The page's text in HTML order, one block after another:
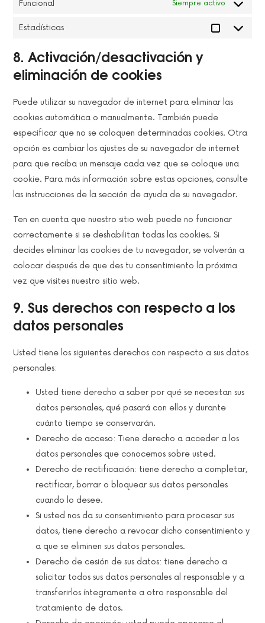
Funcional Siempre activo
Estadísticas
8. Activación/desactivación y
eliminación de cookies
Puede utilizar su navegador de internet para eliminar las
cookies automática o manualmente. También puede
especificar que no se coloquen determinadas cookies. Otra
opción es cambiar los ajustes de su navegador de internet
para que reciba un mensaje cada vez que se coloque una
cookie. Para más información sobre estas opciones, consulte
las instrucciones de la sección de ayuda de su navegador.
Ten en cuenta que nuestro sitio web puede no funcionar
correctamente si se deshabilitan todas las cookies. Si
decides eliminar las cookies de tu navegador, se volverán a
colocar después de que des tu consentimiento la próxima
vez que visites nuestro sitio web.
9. Sus derechos con respecto a los
datos personales
Usted tiene los siguientes derechos con respecto a sus datos
personales:
Usted tiene derecho a saber por qué se necesitan sus
datos personales, qué pasará con ellos y durante
cuánto tiempo se conservarán.
Derecho de acceso: Tiene derecho a acceder a los
datos personales que conocemos sobre usted.
Derecho de rectificación: tiene derecho a completar,
rectificar, borrar o bloquear sus datos personales
cuando lo desee.
Si usted nos da su consentimiento para procesar sus
datos, tiene derecho a revocar dicho consentimiento y
a que se eliminen sus datos personales.
Derecho de cesión de sus datos: tiene derecho a
solicitar todos sus datos personales al responsable y a
transferirlos íntegramente a otro responsable del
tratamiento de datos.